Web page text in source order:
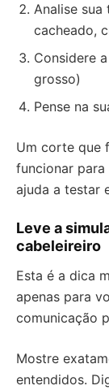
Analise
cacheado,
Considere
grosso)
Pense na
Um corte que
funcionar para
ajuda a testar
Leve a
cabeleireiro
Esta é a dica
apenas para
comunicação
Mostre
entendidos.